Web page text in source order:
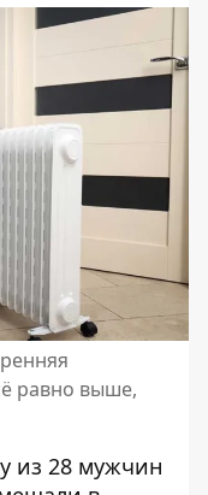
равно выше,
из 28 мужчин